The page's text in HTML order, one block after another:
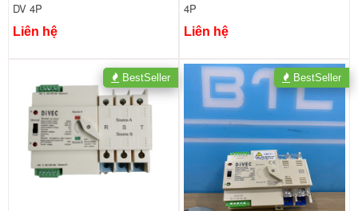
DV 4P
Liên hệ
4P
Liên hệ
BestSeller BestSeller